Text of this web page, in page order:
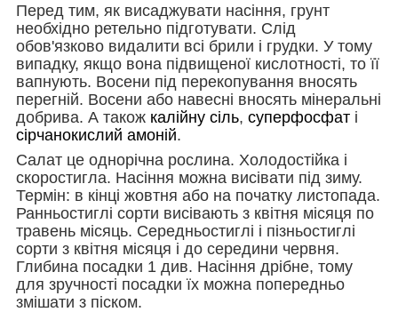
Перед тим, як висаджувати насіння, грунт
необхідно ретельно підготувати. Слід
обов'язково видалити всі брили і грудки. У тому
випадку, якщо вона підвищеної кислотності, то її
вапнують. Восени під перекопування вносять
перегній. Восени або навесні вносять мінеральні
добрива. А також калійну сіль, суперфосфат і
сірчанокислий амоній.
Салат це однорічна рослина. Холодостійка і
скоростигла. Насіння можна висівати під зиму.
Термін: в кінці жовтня або на початку листопада.
Ранньостиглі сорти висівають з квітня місяця по
травень місяць. Середньостиглі і пізньостиглі
сорти з квітня місяця і до середини червня.
Глибина посадки 1 див. Насіння дрібне, тому
для зручності посадки їх можна попередньо
змішати з піском.